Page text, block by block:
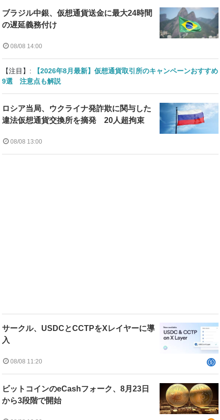
ブラジル中銀、仮想通貨送金に最大24時間
の遅延義務付け
08/08 14:00
【注目】:
【2026年8月最新】仮想通貨取引所のキャンペーンおすすめ
9選 注意点も解説
ロシア当局、ウクライナ発詐欺に関与した
違法仮想通貨交換所を摘発 20人超拘束
08/08 13:00
サークル、USDCとCCTPをXレイヤーに導
入
08/08 11:20
ビットコインのeCashフォーク、8月23日
から3段階で開始